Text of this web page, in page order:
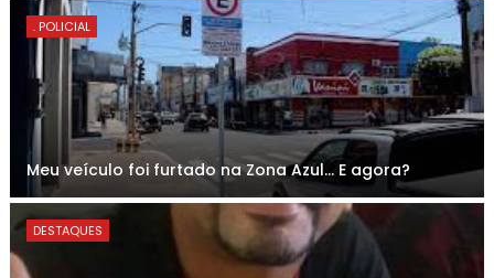
. POLICIAL
Meu veículo foi furtado na Zona Azul... E agora?
DESTAQUES